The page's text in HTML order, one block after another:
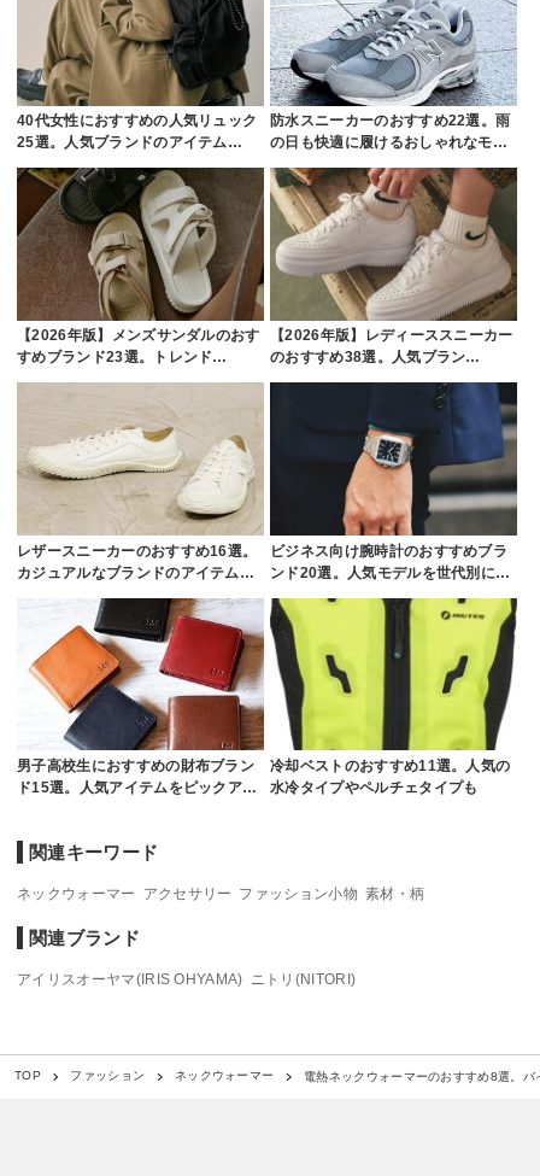
40代女性におすすめの人気リュック
25選。人気ブランドのアイテム…
防水スニーカーのおすすめ22選。雨
の日も快適に履けるおしゃれなモ…
【2026年版】メンズサンダルのおす
すめブランド23選。トレンド…
【2026年版】レディーススニーカー
のおすすめ38選。人気ブラン…
レザースニーカーのおすすめ16選。
カジュアルなブランドのアイテム…
ビジネス向け腕時計のおすすめブラ
ンド20選。人気モデルを世代別に…
男子高校生におすすめの財布ブラン
ド15選。人気アイテムをピックア…
冷却ベストのおすすめ11選。人気の
水冷タイプやペルチェタイプも
関連キーワード
ネックウォーマー アクセサリー ファッション小物 素材・柄
関連ブランド
アイリスオーヤマ(IRIS OHYAMA) ニトリ(NITORI)
TOP ファッション ネックウォーマー 電熱ネックウォーマーのおすすめ8選。